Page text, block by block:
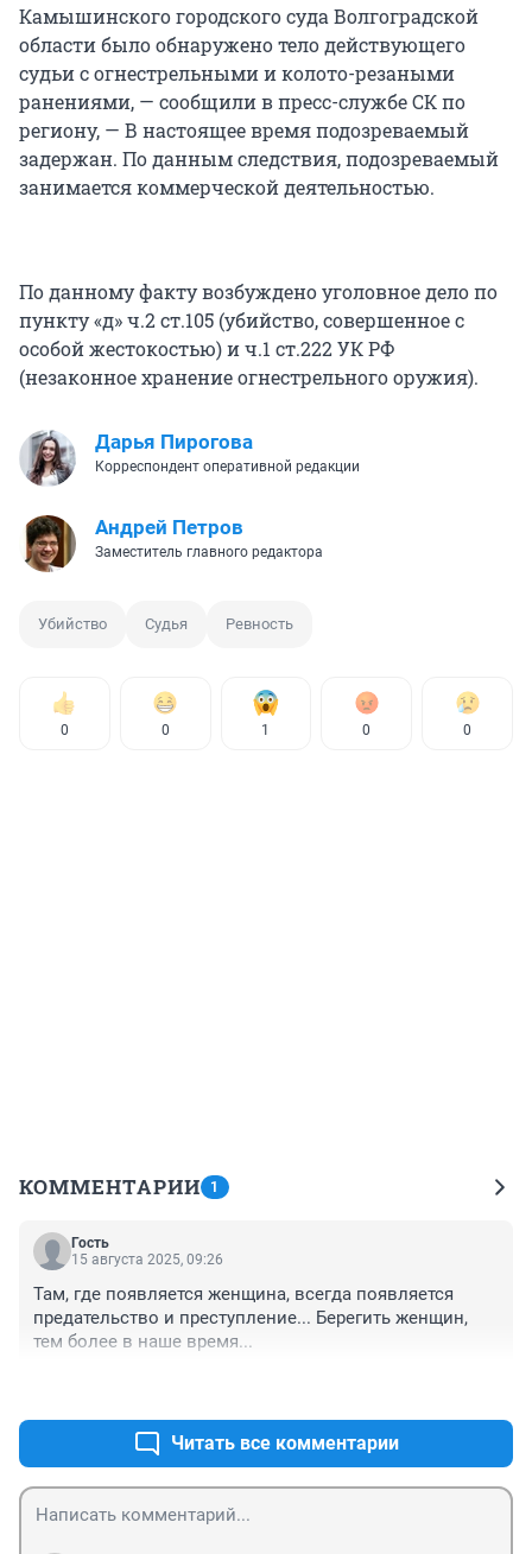
Камышинского городского суда Волгоградской
области было обнаружено тело действующего
судьи с огнестрельными и колото-резаными
ранениями, — сообщили в пресс-службе СК по
региону, — В настоящее время подозреваемый
задержан. По данным следствия, подозреваемый
занимается коммерческой деятельностью.
По данному факту возбуждено уголовное дело по
пункту «д» ч.2 ст.105 (убийство, совершенное с
особой жестокостью) и ч.1 ст.222 УК РФ
(незаконное хранение огнестрельного оружия).
Дарья Пирогова
Корреспондент оперативной редакции
Андрей Петров
Заместитель главного редактора
Убийство Судья Ревность
0 0 1 0 0
КОММЕНТАРИИ 1
Гость
15 августа 2025, 09:26
Там, где появляется женщина, всегда появляется
предательство и преступление... Берегить женщин,
тем более в наше время...
Читать все комментарии